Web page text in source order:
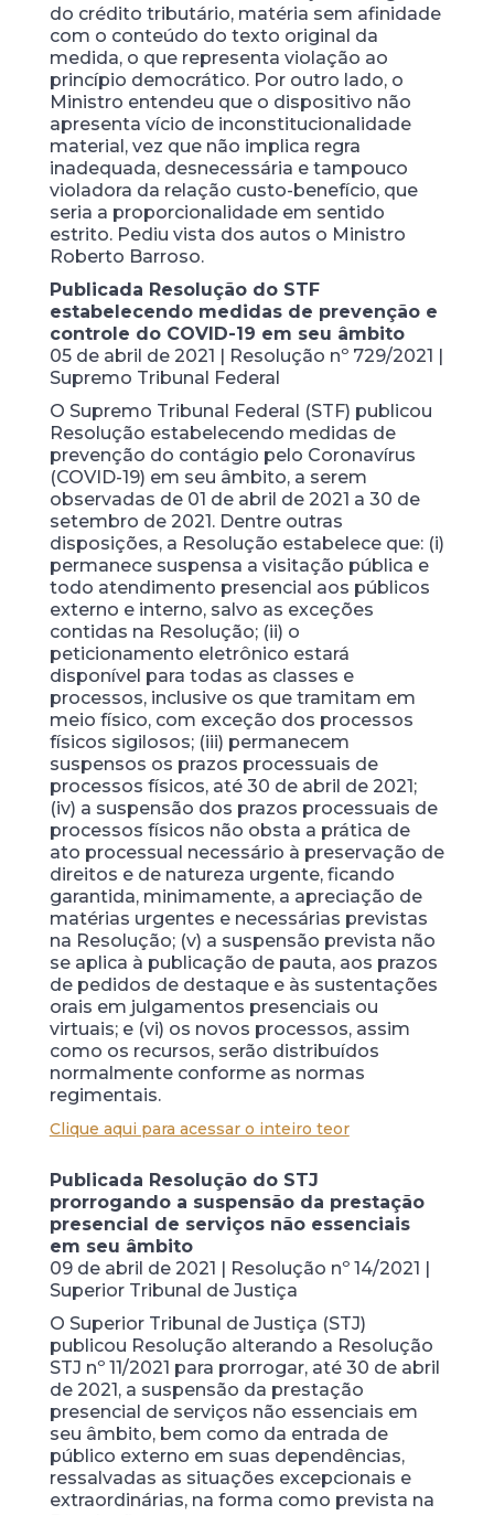
do crédito tributário, matéria sem afinidade
com o conteúdo do texto original da
medida, o que representa violação ao
princípio democrático. Por outro lado, o
Ministro entendeu que o dispositivo não
apresenta vício de inconstitucionalidade
material, vez que não implica regra
inadequada, desnecessária e tampouco
violadora da relação custo-benefício, que
seria a proporcionalidade em sentido
estrito. Pediu vista dos autos o Ministro
Roberto Barroso.
Publicada Resolução do STF
estabelecendo medidas de prevenção e
controle do COVID-19 em seu âmbito
05 de abril de 2021 | Resolução nº 729/2021 |
Supremo Tribunal Federal
O Supremo Tribunal Federal (STF) publicou
Resolução estabelecendo medidas de
prevenção do contágio pelo Coronavírus
(COVID-19) em seu âmbito, a serem
observadas de 01 de abril de 2021 a 30 de
setembro de 2021. Dentre outras
disposições, a Resolução estabelece que: (i)
permanece suspensa a visitação pública e
todo atendimento presencial aos públicos
externo e interno, salvo as exceções
contidas na Resolução; (ii) o
peticionamento eletrônico estará
disponível para todas as classes e
processos, inclusive os que tramitam em
meio físico, com exceção dos processos
físicos sigilosos; (iii) permanecem
suspensos os prazos processuais de
processos físicos, até 30 de abril de 2021;
(iv) a suspensão dos prazos processuais de
processos físicos não obsta a prática de
ato processual necessário à preservação de
direitos e de natureza urgente, ficando
garantida, minimamente, a apreciação de
matérias urgentes e necessárias previstas
na Resolução; (v) a suspensão prevista não
se aplica à publicação de pauta, aos prazos
de pedidos de destaque e às sustentações
orais em julgamentos presenciais ou
virtuais; e (vi) os novos processos, assim
como os recursos, serão distribuídos
normalmente conforme as normas
regimentais.
Clique aqui para acessar o inteiro teor
Publicada Resolução do STJ
prorrogando a suspensão da prestação
presencial de serviços não essenciais
em seu âmbito
09 de abril de 2021 | Resolução nº 14/2021 |
Superior Tribunal de Justiça
O Superior Tribunal de Justiça (STJ)
publicou Resolução alterando a Resolução
STJ nº 11/2021 para prorrogar, até 30 de abril
de 2021, a suspensão da prestação
presencial de serviços não essenciais em
seu âmbito, bem como da entrada de
público externo em suas dependências,
ressalvadas as situações excepcionais e
extraordinárias, na forma como prevista na